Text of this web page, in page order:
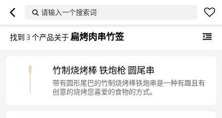
请输入一个搜索词
找到3个产品关于扁烤肉串竹签
竹制烧烤棒 铁炮枪 圆尾串
带有圆形尾巴的竹制烧烤棒铁炮串是一种有趣且有
创意的烧烤您喜爱的食物的方式。